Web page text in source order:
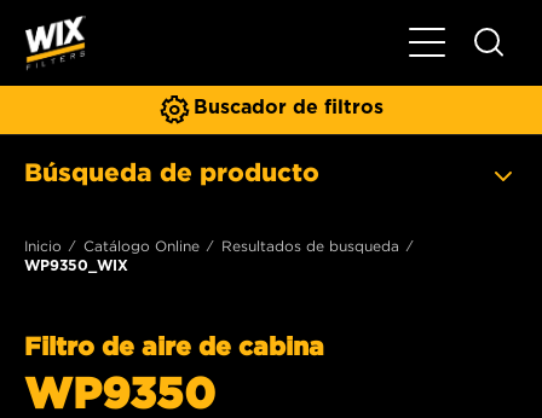
Toggle
Buscador de filtros
Búsqueda de producto
Inicio Catálogo Online
Resultados de busqueda
WP9350_WIX
Filtro de aire de cabina
WP9350